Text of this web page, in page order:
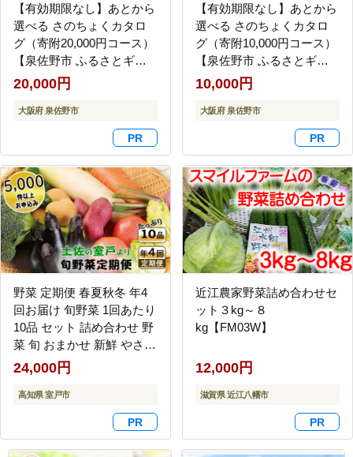
【有効期限なし】あとから
選べる さのちょくカタロ
グ（寄附20,000円コース）
【泉佐野市 ふるさとギフ
ト 4000品以上 高評価 肉 ビ
ール 海鮮 野菜 定期便 タオ
ル ティッシュ 後から カタ
ログギフト あとからセレ
20,000円
大阪府 泉佐野市
【有効期限なし】あとから
選べる さのちょくカタロ
グ（寄附10,000円コース）
【泉佐野市 ふるさとギフ
ト 4000品以上 高評価 肉 ビ
ール 海鮮 野菜 定期便 タオ
ル ティッシュ 後から カタ
ログギフト あとからセレ
10,000円
大阪府 泉佐野市
野菜 定期便 春夏秋冬 年4
回お届け 旬野菜 1回あたり
10品 セット 詰め合わせ 野
菜 旬 おまかせ 新鮮 やさい
レシピ付き 高知県 室戸市
24,000円
高知県 室戸市
近江農家野菜詰め合わせセ
ット３kg～８
kg【FM03W】
12,000円
滋賀県 近江八幡市